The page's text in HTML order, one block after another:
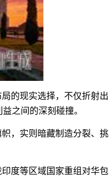
的现实选择，不仅折射出
之间的深刻碰撞。
，实则暗藏制造分裂、挑
度等区域国家重组对华包